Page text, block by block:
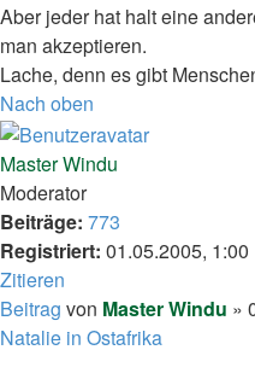
Aber jeder hat halt eine
man akzeptieren.
Lache, denn es gibt
Nach oben
Master Windu
Moderator
Beiträge: 773
Registriert: 01.05.2005, 1:00
Zitieren
Beitrag von Master Windu »
Natalie in Ostafrika